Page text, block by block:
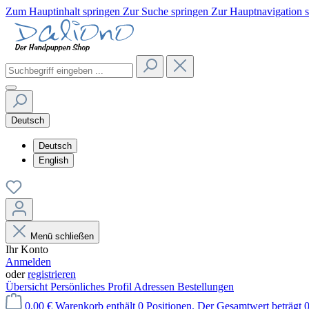
Zum Hauptinhalt springen Zur Suche springen Zur Hauptnavigation
Deutsch
Deutsch
English
Menü schließen
Ihr Konto
Anmelden
oderregistrieren
Übersicht Persönliches Profil Adressen Bestellungen
0,00 € Warenkorb enthält 0 Positionen. Der Gesamtwert beträgt